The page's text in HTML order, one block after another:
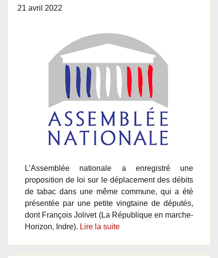
21 avril 2022
L’Assemblée nationale a enregistré une
proposition de loi sur le déplacement des débits
de tabac dans une même commune, qui a été
présentée par une petite vingtaine de députés,
dont François Jolivet (La République en marche-
Horizon, Indre). Lire la suite